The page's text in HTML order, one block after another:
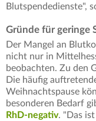
Blutspendedienste",
Gründe für geringe
Der Mangel an
nicht nur in
beobachten. Zu den
Die häufig
Weihnachtspause
besonderen Bedarf
RhD-​negativ. "Das